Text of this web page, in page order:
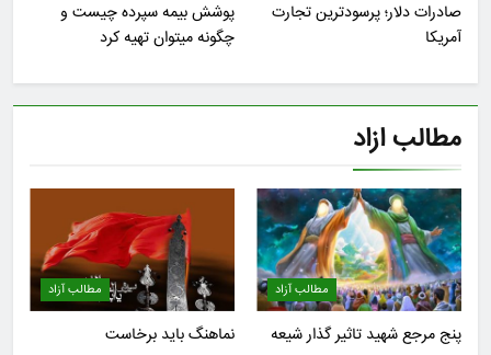
صادرات دلار؛ پرسودترین تجارت
آمریکا
پوشش بیمه سپرده چیست و
چگونه میتوان تهیه کرد
مطالب ازاد
مطالب آزاد
پنج مرجع شهید تاثیر گذار شیعه
مطالب آزاد
نماهنگ باید برخاست